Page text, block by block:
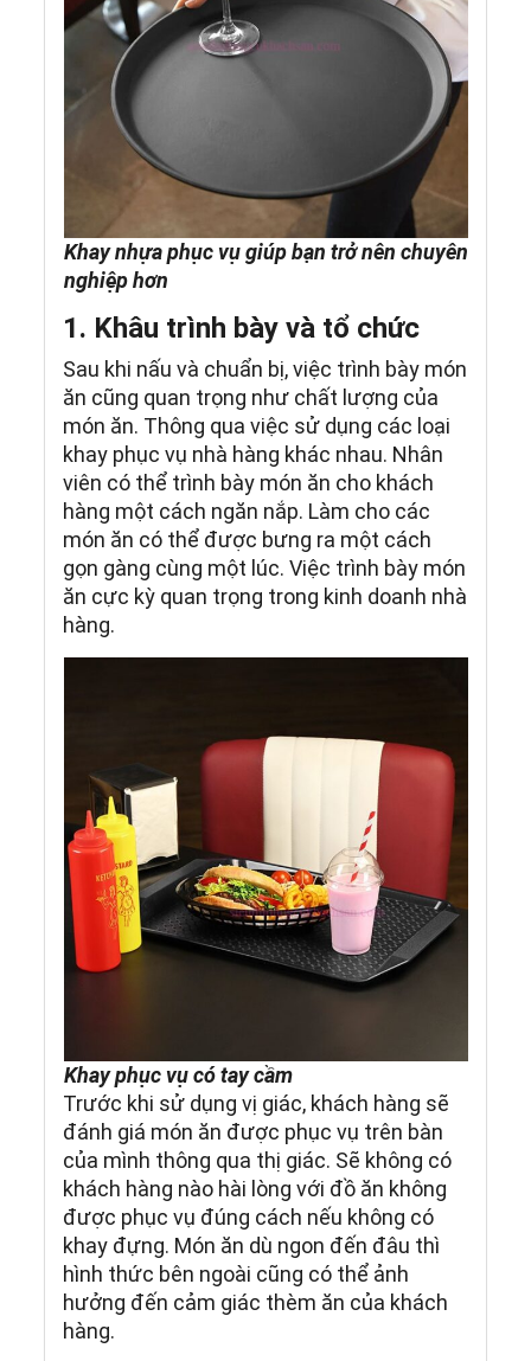
Khay nhựa phục vụ giúp bạn trở nên chuyên
nghiệp hơn
1. Khâu trình bày và tổ chức
Sau khi nấu và chuẩn bị, việc trình bày món
ăn cũng quan trọng như chất lượng của
món ăn. Thông qua việc sử dụng các loại
khay phục vụ nhà hàng khác nhau. Nhân
viên có thể trình bày món ăn cho khách
hàng một cách ngăn nắp. Làm cho các
món ăn có thể được bưng ra một cách
gọn gàng cùng một lúc. Việc trình bày món
ăn cực kỳ quan trọng trong kinh doanh nhà
hàng.
Khay phục vụ có tay cầm
Trước khi sử dụng vị giác, khách hàng sẽ
đánh giá món ăn được phục vụ trên bàn
của mình thông qua thị giác. Sẽ không có
khách hàng nào hài lòng với đồ ăn không
được phục vụ đúng cách nếu không có
khay đựng. Món ăn dù ngon đến đâu thì
hình thức bên ngoài cũng có thể ảnh
hưởng đến cảm giác thèm ăn của khách
hàng.